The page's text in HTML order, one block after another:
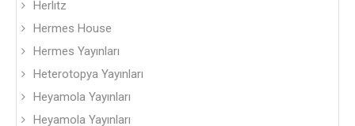
Herlıtz
Hermes House
Hermes Yayınları
Heterotopya Yayınları
Heyamola Yayınları
Heyamola Yayınları